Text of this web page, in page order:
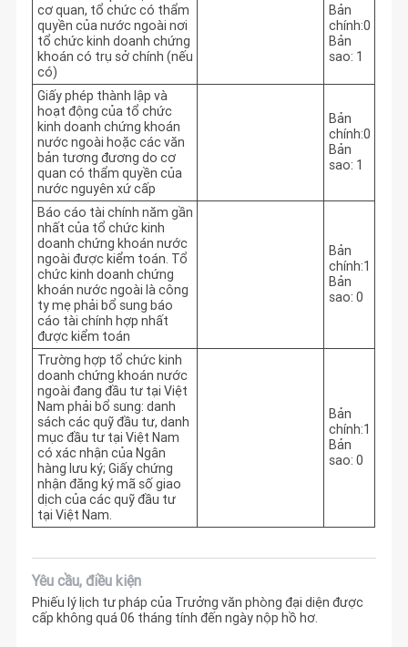
cơ quan, tổ chức có thẩm
quyền của nước ngoài nơi
tổ chức kinh doanh chứng
khoán có trụ sở chính (nếu
có)
Bản
chính:0
Bản
sao: 1
Giấy phép thành lập và
hoạt động của tổ chức
kinh doanh chứng khoán
nước ngoài hoặc các văn
bản tương đương do cơ
quan có thẩm quyền của
nước nguyên xứ cấp
Bản
chính:0
Bản
sao: 1
Báo cáo tài chính năm gần
nhất của tổ chức kinh
doanh chứng khoán nước
ngoài được kiểm toán. Tổ
chức kinh doanh chứng
khoán nước ngoài là công
ty mẹ phải bổ sung báo
cáo tài chính hợp nhất
được kiểm toán
Bản
chính:1
Bản
sao: 0
Trường hợp tổ chức kinh
doanh chứng khoán nước
ngoài đang đầu tư tại Việt
Nam phải bổ sung: danh
sách các quỹ đầu tư, danh
mục đầu tư tại Việt Nam
có xác nhận của Ngân
hàng lưu ký; Giấy chứng
nhận đăng ký mã số giao
dịch của các quỹ đầu tư
tại Việt Nam.
Bản
chính:1
Bản
sao: 0
Yêu cầu, điều kiện
Phiếu lý lịch tư pháp của Trưởng văn phòng đại diện được
cấp không quá 06 tháng tính đến ngày nộp hồ hơ.